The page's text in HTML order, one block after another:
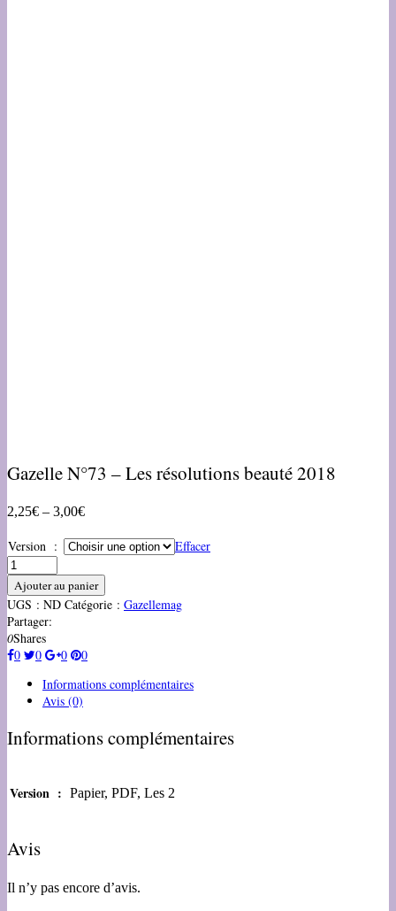
Gazelle N°73 – Les résolutions beauté 2018
2,25€ – 3,00€
Version : Effacer
Ajouter au panier
UGS : ND Catégorie : Gazellemag
Partager:
0Shares
0
0 0
0
Informations complémentaires
Avis (0)
Informations complémentaires
Version : Papier, PDF, Les 2
Avis
Il n’y pas encore d’avis.